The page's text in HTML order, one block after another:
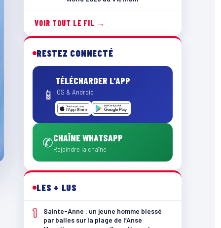
VOIR TOUT LE FIL →
RESTEZ CONNECTÉ
📱
TÉLÉCHARGER L'APP
iOS & Android
✆CHAÎNE WHATSAPP
Rejoindre la chaîne
LES + LUS
1
Sainte-Anne : un jeune homme blessé
par balles sur la plage de l’Anse